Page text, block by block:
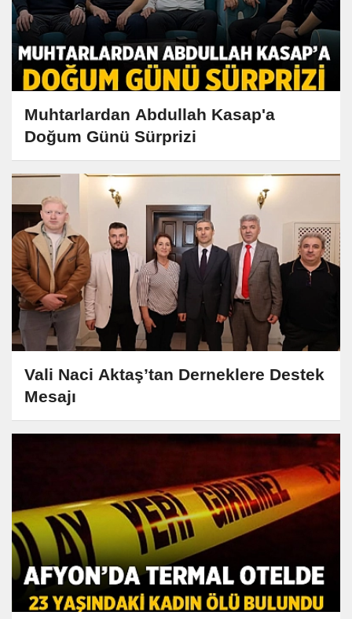
Muhtarlardan Abdullah Kasap'a
Doğum Günü Sürprizi
Vali Naci Aktaş’tan Derneklere Destek
Mesajı